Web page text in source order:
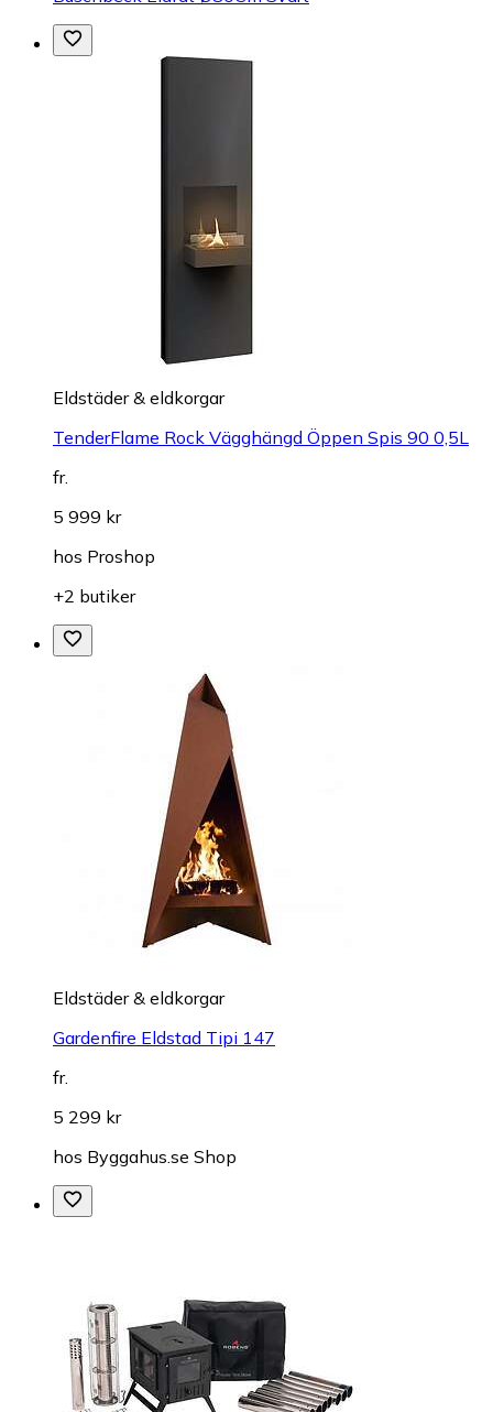
Eldstäder & eldkorgar
TenderFlame Rock Vägghängd Öppen Spis 90 0,5L
fr.
5 999 kr
hos Proshop
+2 butiker
Eldstäder & eldkorgar
Gardenfire Eldstad Tipi 147
fr.
5 299 kr
hos Byggahus.se Shop